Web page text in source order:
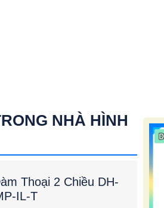
NHÀ HÌNH
Thoại 2 Chiều DH-
IL-T